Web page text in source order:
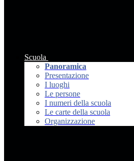
Scuola
Panoramica
Presentazione
I luoghi
Le persone
I numeri della scuola
Le carte della scuola
Organizzazione